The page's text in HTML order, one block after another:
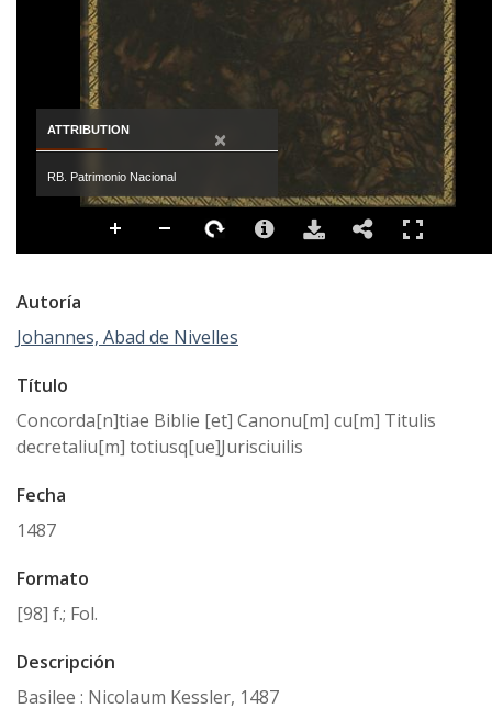
ATTRIBUTION ×
RB. Patrimonio Nacional
Autoría
Johannes, Abad de Nivelles
Título
Concorda[n]tiae Biblie [et] Canonu[m] cu[m] Titulis
decretaliu[m] totiusq[ue]Jurisciuilis
Fecha
1487
Formato
[98] f.; Fol.
Descripción
Basilee : Nicolaum Kessler, 1487